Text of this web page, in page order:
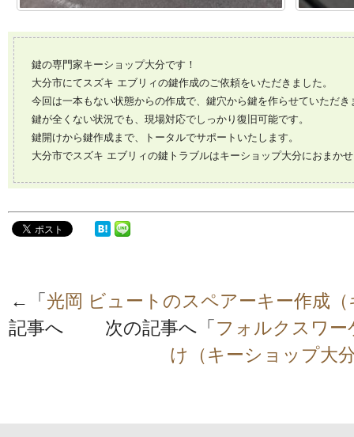
鍵の専門家キーショップ大分です！
大分市にてスズキ エブリィの鍵作成のご依頼をいただきました。
今回は一本もない状態からの作成で、鍵穴から鍵を作らせていただき
鍵が全くない状況でも、現場対応でしっかり復旧可能です。
鍵開けから鍵作成まで、トータルでサポートいたします。
大分市でスズキ エブリィの鍵トラブルはキーショップ大分におまか
←「光岡 ビュートのスペアーキー作成
記事へ 次の記事へ「フォルクスワ
け（キーショップ大